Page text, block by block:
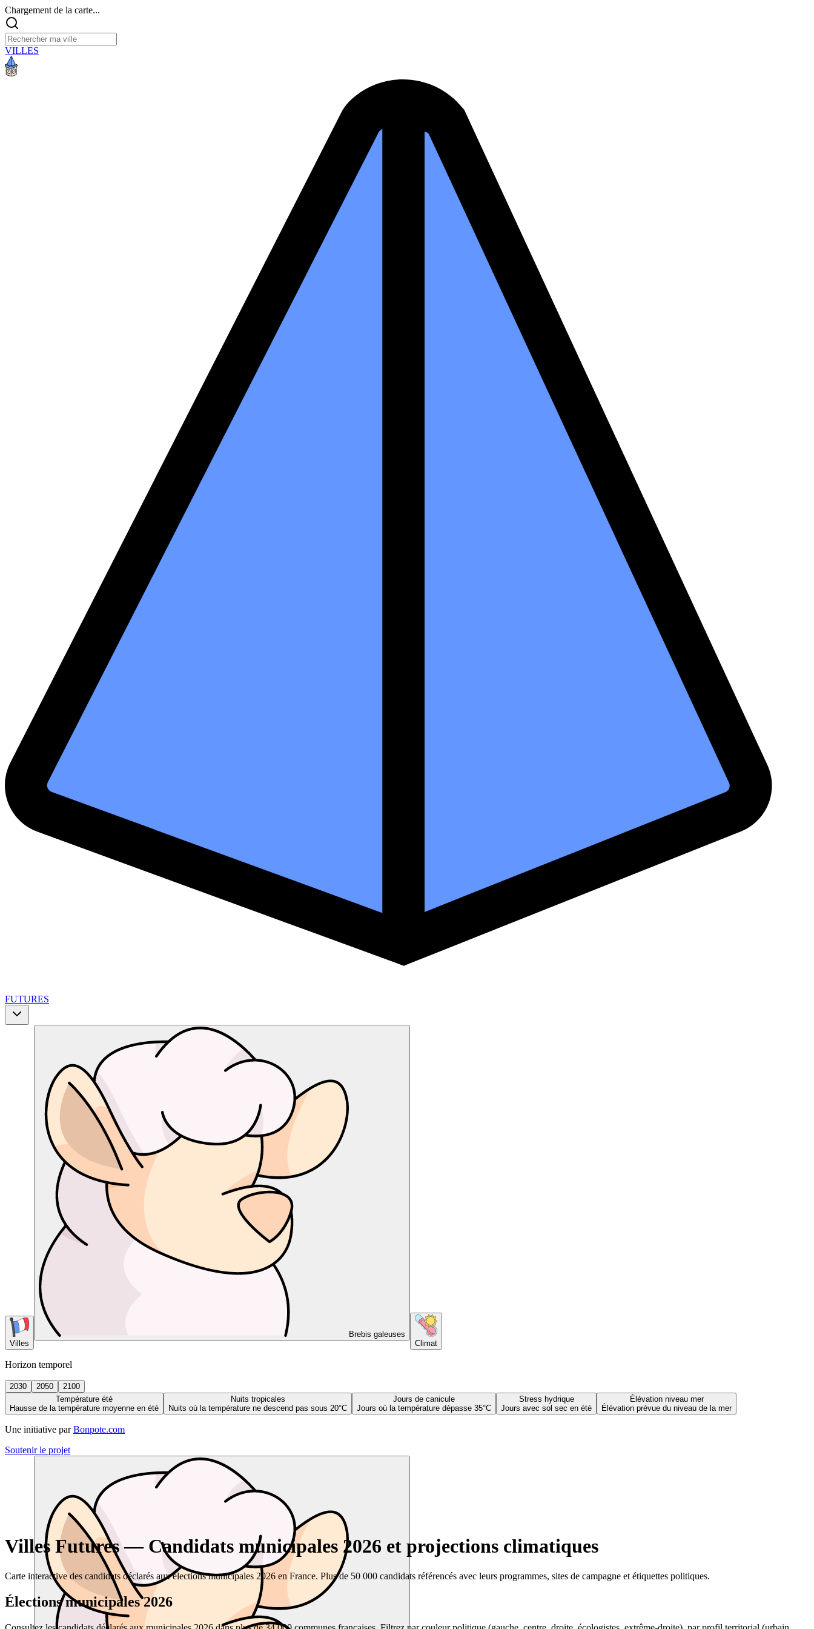
Chargement de la carte...
VILLES
FUTURES
Villes
Brebis galeuses
Climat
Horizon temporel
2030 2050
2100
Température été
Hausse de la température moyenne en été
Nuits tropicales
Nuits où la température ne descend pas sous 20°C
Jours de canicule
Jours où la température dépasse 35°C
Stress hydrique
Jours avec sol sec en été
Élévation niveau mer
Élévation prévue du niveau de la mer
Une initiative par Bonpote.com
Soutenir le projet
Villes Futures — Candidats municipales 2026 et projections climatiques
Carte interactive des candidats déclarés aux élections municipales 2026 en France. Plus de 50 000 candidats référencés avec leurs programmes, sites de campagne et étiquettes politiques.
Élections municipales 2026